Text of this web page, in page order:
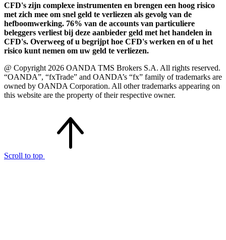
CFD's zijn complexe instrumenten en brengen een hoog risico
met zich mee om snel geld te verliezen als gevolg van de
hefboomwerking. 76% van de accounts van particuliere
beleggers verliest bij deze aanbieder geld met het handelen in
CFD's. Overweeg of u begrijpt hoe CFD's werken en of u het
risico kunt nemen om uw geld te verliezen.
@ Copyright 2026 OANDA TMS Brokers S.A. All rights reserved.
“OANDA”, “fxTrade” and OANDA’s “fx” family of trademarks are
owned by OANDA Corporation. All other trademarks appearing on
this website are the property of their respective owner.
Scroll to top